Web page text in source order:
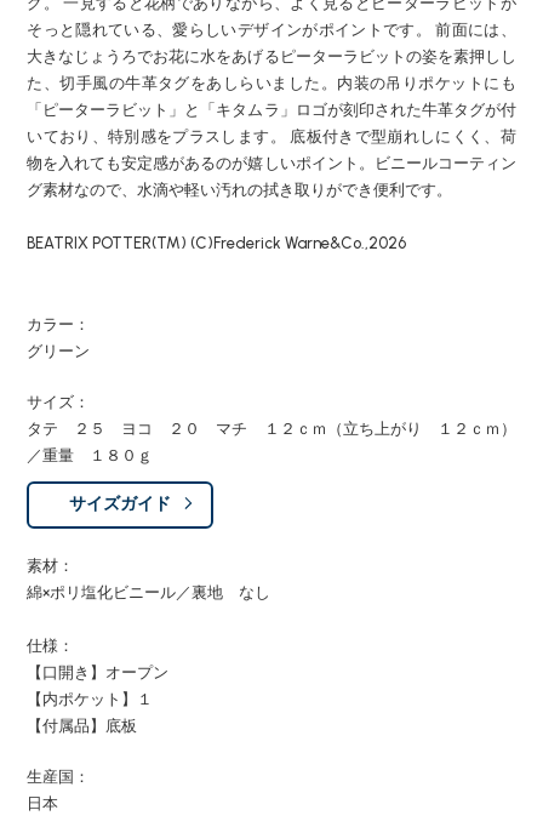
そっと隠れている、愛らしいデザインがポイントです。 前面には、
大きなじょうろでお花に水をあげるピーターラビットの姿を素押しし
た、切手風の牛革タグをあしらいました。内装の吊りポケットにも
「ピーターラビット」と「キタムラ」ロゴが刻印された牛革タグが付
いており、特別感をプラスします。 底板付きで型崩れしにくく、荷
物を入れても安定感があるのが嬉しいポイント。ビニールコーティン
グ素材なので、水滴や軽い汚れの拭き取りができ便利です。
BEATRIX POTTER(TM) (C)Frederick Warne&Co.,2026
カラー：
グリーン
サイズ：
タテ ２５ ヨコ ２０ マチ １２ｃｍ（立ち上がり １２ｃｍ）
／重量 １８０ｇ
サイズガイド
素材：
綿×ポリ塩化ビニール／裏地 なし
仕様：
【口開き】オープン
【内ポケット】１
【付属品】底板
生産国：
日本